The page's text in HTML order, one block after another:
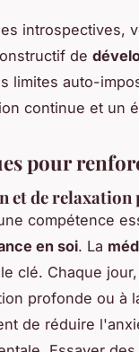
introspectives,
de
limites auto-
continue et un
pour
et de relaxation
compétence
en soi. La
clé. Chaque
profonde ou à
de réduire